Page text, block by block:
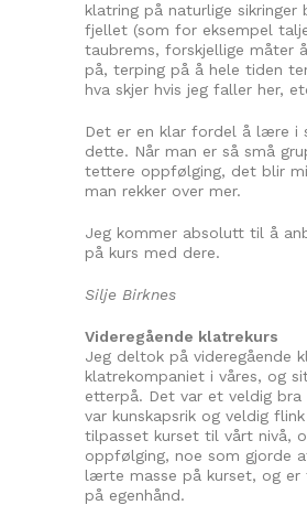
klatring på naturlige sikringer
fjellet (som for eksempel
taubrems, forskjellige måter
på, terping på å hele tiden
hva skjer hvis jeg faller her,
Det er en klar fordel å lære i
dette. Når man er så små
tettere oppfølging, det blir
man rekker over mer.
Jeg kommer absolutt til å
på kurs med dere.
Silje Birknes
Videregående klatrekurs
Jeg deltok på videregående
klatrekompaniet i våres, og
etterpå. Det var et veldig bra
var kunskapsrik og veldig
tilpasset kurset til vårt nivå,
oppfølging, noe som gjorde
lærte masse på kurset, og er
på egenhånd.